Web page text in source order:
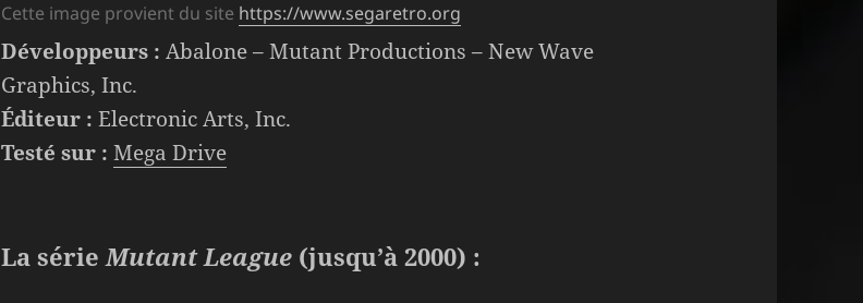
Cette image provient du site https://www.segaretro.org
Développeurs : Abalone – Mutant Productions – New Wave
Graphics, Inc.
Éditeur : Electronic Arts, Inc.
Testé sur : Mega Drive
La sérieMutant League (jusqu’à 2000) :